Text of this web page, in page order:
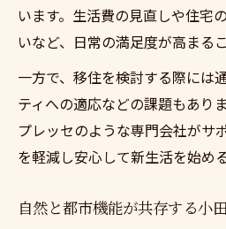
います。生活費の見直しや住宅
いなど、日常の満足度が高まる
一方で、移住を検討する際には
ティへの適応などの課題もあり
プレッセのような専門会社がサ
を軽減し安心して新生活を始め
自然と都市機能が共存する小